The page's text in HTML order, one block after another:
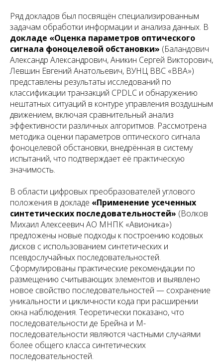
Ряд докладов был посвящён специализированным
задачам обработки информации и анализа данных. В
докладе «Оценка параметров оптического
сигнала фоноцелевой обстановки» (Баландович
Александр Александрович, Аникин Сергей Викторович,
Левшин Евгений Анатольевич, ВУНЦ ВВС «ВВА»)
представлены результаты исследований по
классификации транзакций CPDLC и обнаружению
нештатных ситуаций в контуре управления воздушным
движением, включая сравнительный анализ
эффективности различных алгоритмов. Рассмотрена
методика оценки параметров оптического сигнала
фоноцелевой обстановки, внедрённая в систему
испытаний, что подтверждает её практическую
значимость.
В области цифровых преобразователей углового
положения в докладе «Применение усеченных
синтетических последовательностей» (Волков
Михаил Алексеевич АО МНПК «Авионика»)
предложены новые подходы к построению кодовых
дисков с использованием синтетических и
псевдослучайных последовательностей.
Сформулированы практические рекомендации по
размещению считывающих элементов и выявлено
новое свойство последовательностей — сохранение
уникальности и цикличности кода при расширении
окна наблюдения. Теоретически показано, что
последовательности де Брейна и М-
последовательности являются частными случаями
более общего класса синтетических
последовательностей.